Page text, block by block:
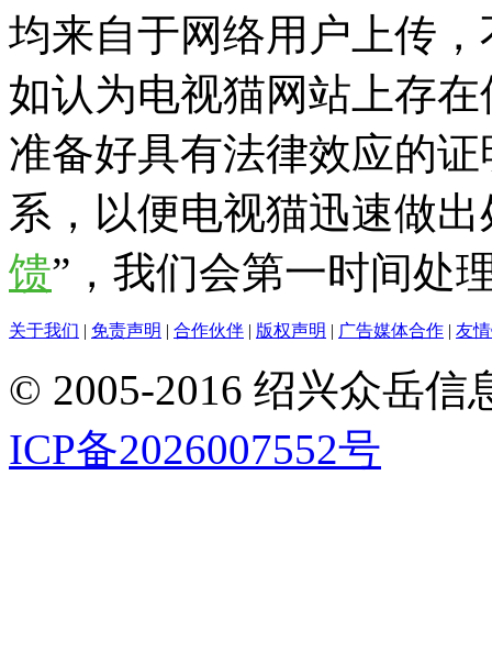
均来自于网络用户上传
如认为电视猫网站上存
准备好具有法律效应的
系，以便电视猫迅速做
馈”，我们会第一时间处
关于我们 | 免责声明 | 合作伙伴 | 版权声明 | 广告媒体合作 | 友
© 2005-2016 绍兴众岳
ICP备2026007552号